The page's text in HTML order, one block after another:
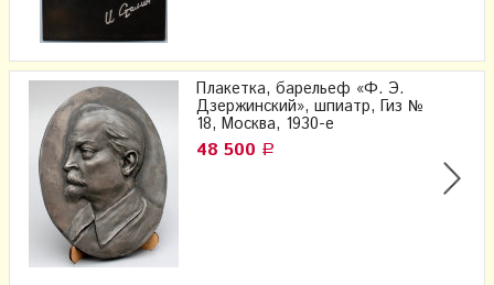
Плакетка, барельеф «Ф. Э.
Дзержинский», шпиатр, Гиз №
18, Москва, 1930-е
48 500 Р